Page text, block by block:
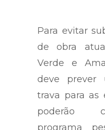
Para evitar
de obra
Verde e
deve prever
trava para as
poderão
programa